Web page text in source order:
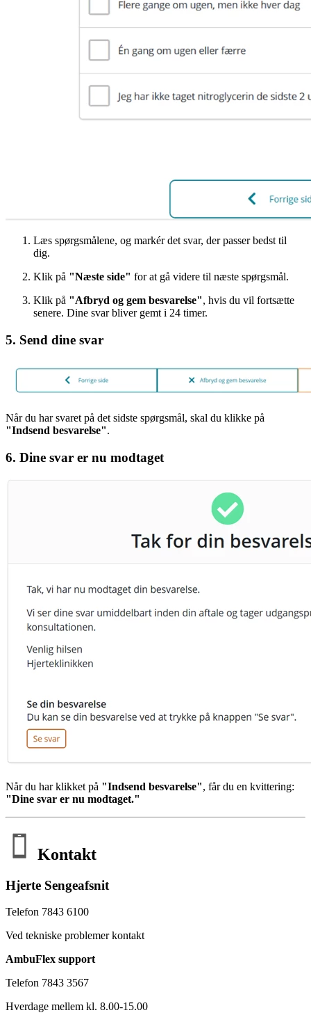
Læs spørgsmålene, og markér det svar, der passer bedst til
dig.
Klik på "Næste side" for at gå videre til næste spørgsmål.
Klik på "Afbryd og gem besvarelse", hvis du vil fortsætte
senere. Dine svar bliver gemt i 24 timer.
5. Send dine svar
Når du har svaret på det sidste spørgsmål, skal du klikke på
"Indsend besvarelse".
6. Dine svar er nu modtaget
Når du har klikket på "Indsend besvarelse", får du en kvittering:
"Dine svar er nu modtaget."
Kontakt
Hjerte Sengeafsnit
Telefon 7843 6100
Ved tekniske problemer kontakt
AmbuFlex support
Telefon 7843 3567
Hverdage mellem kl. 8.00-15.00